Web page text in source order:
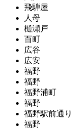
飛騨屋
人母
樋瀬戸
百町
広谷
広安
福野
福野
福野浦町
福野
福野駅前通り
福野